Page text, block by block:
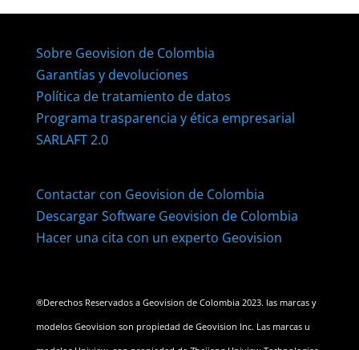
Sobre Geovision de Colombia
Garantías y devoluciones
Política de tratamiento de datos
Programa trasparencia y ética empresarial
SARLAFT 2.0
Contactar con Geovision de Colombia
Descargar Software Geovision de Colombia
Hacer una cita con un experto Geovision
®Derechos Reservados a Geovision de Colombia 2023. las marcas y
modelos Geovision son propiedad de Geovision Inc. Las marcas u